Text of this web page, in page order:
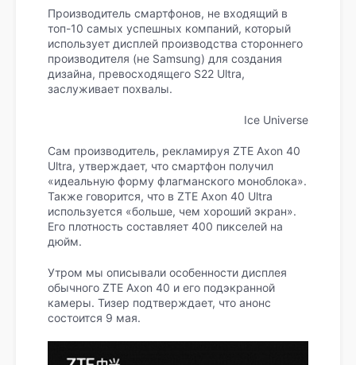
Производитель смартфонов, не входящий в
топ-10 самых успешных компаний, который
использует дисплей производства стороннего
производителя (не Samsung) для создания
дизайна, превосходящего S22 Ultra,
заслуживает похвалы.
Ice Universe
Сам производитель, рекламируя ZTE Axon 40
Ultra, утверждает, что смартфон получил
«идеальную форму флагманского моноблока».
Также говорится, что в ZTE Axon 40 Ultra
используется «больше, чем хороший экран».
Его плотность составляет 400 пикселей на
дюйм.
Утром мы описывали особенности дисплея
обычного ZTE Axon 40 и его подэкранной
камеры. Тизер подтверждает, что анонс
состоится 9 мая.